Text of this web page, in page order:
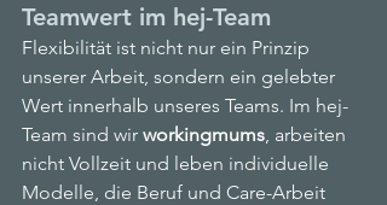
Teamwert im hej-Team
Flexibilität ist nicht nur ein Prinzip
unserer Arbeit, sondern ein gelebter
Wert innerhalb unseres Teams. Im hej-
Team sind wir workingmums, arbeiten
nicht Vollzeit und leben individuelle
Modelle, die Beruf und Care-Arbeit